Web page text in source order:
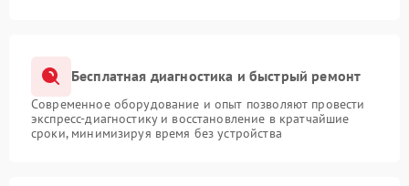
Бесплатная диагностика и быстрый ремонт
Современное оборудование и опыт позволяют провести
экспресс-диагностику и восстановление в кратчайшие
сроки, минимизируя время без устройства